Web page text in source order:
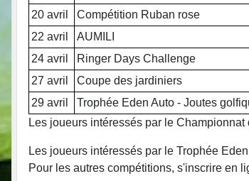
20 avril
Compétition Ruban rose
22 avril
AUMILI
24 avril
Ringer Days Challenge
27 avril
Coupe des jardiniers
29 avril
Trophée Eden Auto - Joutes
Les joueurs intéressés par le
Les joueurs intéressés par le Trophée
Pour les autres compétitions, s'inscrire en